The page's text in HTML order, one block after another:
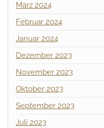
März 2024
Februar 2024
Januar 2024
Dezember 2023
November 2023
Oktober 2023
September 2023
Juli 2023